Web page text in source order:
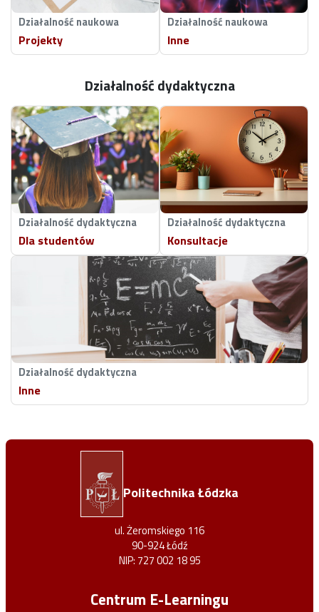
Działalność naukowa
Projekty
Działalność naukowa
Inne
Działalność dydaktyczna
Działalność dydaktyczna
Dla studentów
Działalność dydaktyczna
Konsultacje
Działalność dydaktyczna
Inne
Politechnika Łódzka
ul. Żeromskiego 116
90-924 Łódź
NIP: 727 002 18 95
Centrum E-Learningu